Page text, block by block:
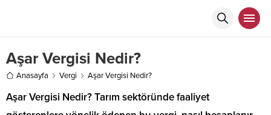
Aşar Vergisi Nedir?
Anasayfa Vergi Aşar Vergisi Nedir?
Aşar Vergisi Nedir? Tarım sektöründe faaliyet